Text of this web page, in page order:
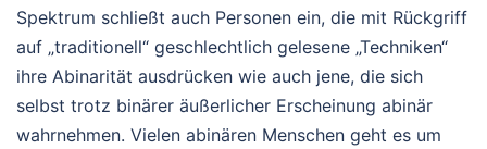
Spektrum schließt auch Personen ein, die mit Rückgriff
auf „traditionell“ geschlechtlich gelesene „Techniken“
ihre Abinarität ausdrücken wie auch jene, die sich
selbst trotz binärer äußerlicher Erscheinung abinär
wahrnehmen. Vielen abinären Menschen geht es um